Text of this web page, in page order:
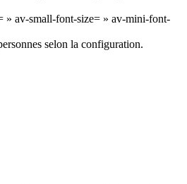
» av-small-font-size= » av-mini-font-
selon la configuration.